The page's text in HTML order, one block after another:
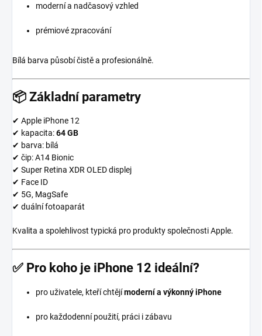
moderní a nadčasový vzhled
prémiové zpracování
Bílá barva působí čistě a profesionálně.
📦 Základní parametry
✔ Apple iPhone 12
✔ kapacita:64 GB
✔ barva: bílá
✔ čip: A14 Bionic
✔ Super Retina XDR OLED displej
✔ Face ID
✔ 5G, MagSafe
✔ duální fotoaparát
Kvalita a spolehlivost typická pro produkty společnostiApple.
✅ Pro koho je iPhone 12 ideální?
pro uživatele, kteří chtějímoderní a výkonný iPhone
pro každodenní použití, práci i zábavu